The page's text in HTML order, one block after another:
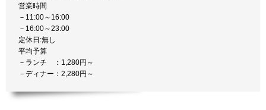
営業時間
－11:00～16:00
－16:00～23:00
定休日:無し
平均予算
－ランチ ：1,280円～
－ディナー：2,280円～